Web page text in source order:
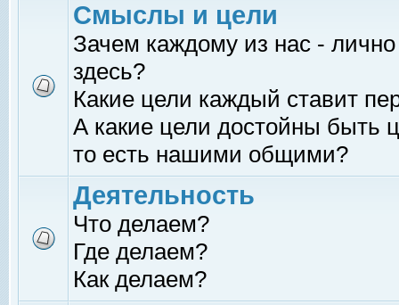
Смыслы и цели
Зачем каждому из нас -
здесь?
Какие цели каждый ставит
А какие цели достойны быть
то есть нашими общими?
Деятельность
Что делаем?
Где делаем?
Как делаем?